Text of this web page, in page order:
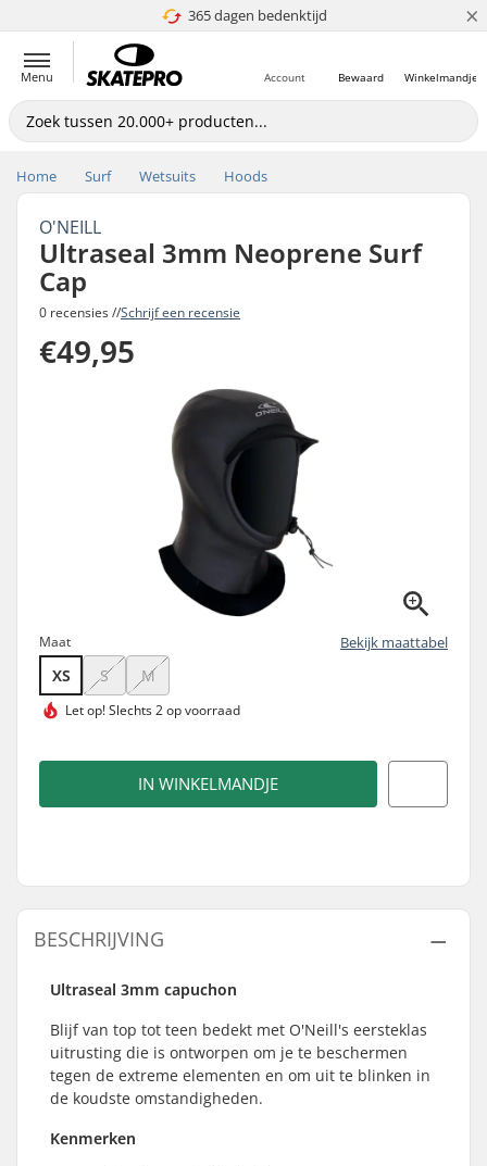
365 dagen bedenktijd
4.8 van 5 ×
Menu Winkelmandje
Bewaard
Account
Home Surf Wetsuits Hoods
O'NEILL
Ultraseal 3mm Neoprene Surf
Cap
0 recensies //Schrijf een recensie
€49,95
Maat Bekijk maattabel
XS S M
Let op!Slechts 2 op voorraad
IN WINKELMANDJE
BESCHRIJVING
Ultraseal 3mm capuchon
Blijf van top tot teen bedekt met O'Neill's eersteklas
uitrusting die is ontworpen om je te beschermen
tegen de extreme elementen en om uit te blinken in
de koudste omstandigheden.
Kenmerken